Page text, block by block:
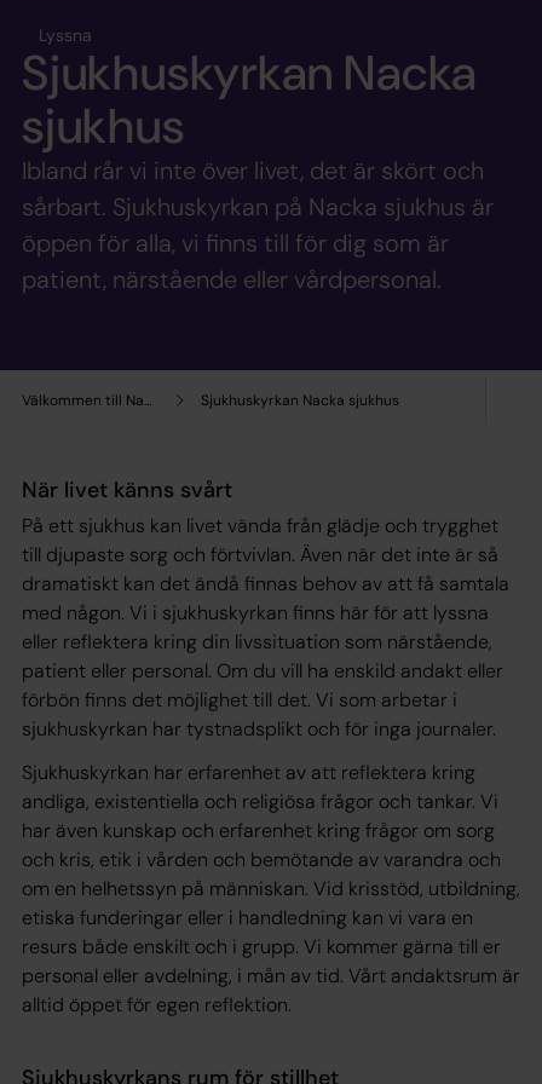
Välkommen till Nacka församling! Sjukhuskyrkan Nacka sjukhus
Lyssna
Sjukhuskyrkan Nacka
sjukhus
Ibland rår vi inte över livet, det är skört och
sårbart. Sjukhuskyrkan på Nacka sjukhus är
öppen för alla, vi finns till för dig som är
patient, närstående eller vårdpersonal.
När livet känns svårt
På ett sjukhus kan livet vända från glädje och trygghet
till djupaste sorg och förtvivlan. Även när det inte är så
dramatiskt kan det ändå finnas behov av att få samtala
med någon. Vi i sjukhuskyrkan finns här för att lyssna
eller reflektera kring din livssituation som närstående,
patient eller personal. Om du vill ha enskild andakt eller
förbön finns det möjlighet till det. Vi som arbetar i
sjukhuskyrkan har tystnadsplikt och för inga journaler.
Sjukhuskyrkan har erfarenhet av att reflektera kring
andliga, existentiella och religiösa frågor och tankar. Vi
har även kunskap och erfarenhet kring frågor om sorg
och kris, etik i vården och bemötande av varandra och
om en helhetssyn på människan. Vid krisstöd, utbildning,
etiska funderingar eller i handledning kan vi vara en
resurs både enskilt och i grupp. Vi kommer gärna till er
personal eller avdelning, i mån av tid. Vårt andaktsrum är
alltid öppet för egen reflektion.
Sjukhuskyrkans rum för stillhet